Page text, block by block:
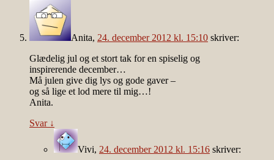
Anita, 24. december 2012 kl. 15:10 skriver:
Glædelig jul og et stort tak for en spiselig og
inspirerende december…
Må julen give dig lys og gode gaver –
og så lige et lod mere til mig…!
Anita.
Svar ↓
Vivi, 24. december 2012 kl. 15:16 skriver: